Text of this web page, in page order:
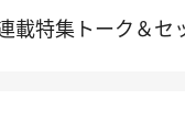
載特集 トーク＆セ